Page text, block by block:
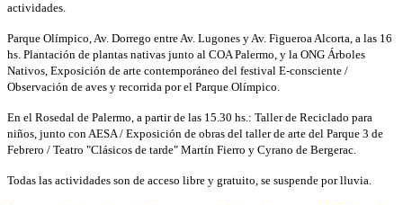
actividades.
Parque Olímpico, Av. Dorrego entre Av. Lugones y Av. Figueroa Alcorta, a las 16
hs. Plantación de plantas nativas junto al COA Palermo, y la ONG Árboles
Nativos, Exposición de arte contemporáneo del festival E-consciente /
Observación de aves y recorrida por el Parque Olímpico.
En el Rosedal de Palermo, a partir de las 15.30 hs.: Taller de Reciclado para
niños, junto con AESA / Exposición de obras del taller de arte del Parque 3 de
Febrero / Teatro "Clásicos de tarde" Martín Fierro y Cyrano de Bergerac.
Todas las actividades son de acceso libre y gratuito, se suspende por lluvia.